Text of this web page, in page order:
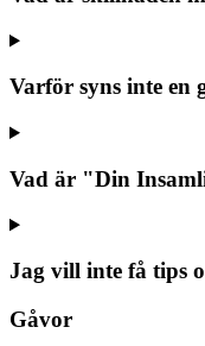
Varför syns inte en
Vad är "Din
Jag vill inte få tips
Gåvor